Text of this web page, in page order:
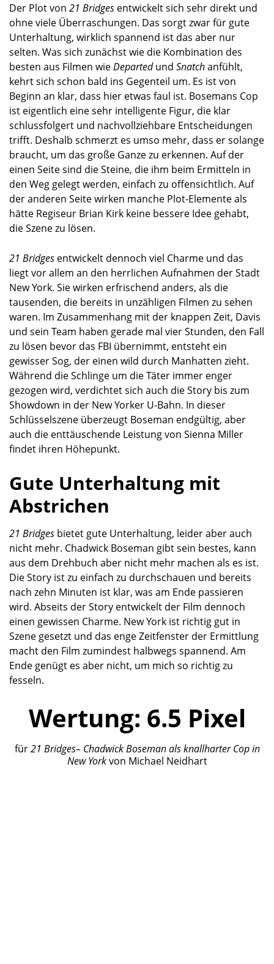
Der Plot von 21 Bridges entwickelt sich sehr direkt und
ohne viele Überraschungen. Das sorgt zwar für gute
Unterhaltung, wirklich spannend ist das aber nur
selten. Was sich zunächst wie die Kombination des
besten aus Filmen wieDepartedund Snatchanfühlt,
kehrt sich schon bald ins Gegenteil um. Es ist von
Beginn an klar, dass hier etwas faul ist. Bosemans Cop
ist eigentlich eine sehr intelligente Figur, die klar
schlussfolgert und nachvollziehbare Entscheidungen
trifft. Deshalb schmerzt es umso mehr, dass er solange
braucht, um das große Ganze zu erkennen. Auf der
einen Seite sind die Steine, die ihm beim Ermitteln in
den Weg gelegt werden, einfach zu offensichtlich. Auf
der anderen Seite wirken manche Plot-Elemente als
hätte Regiseur Brian Kirk keine bessere Idee gehabt,
die Szene zu lösen.
21 Bridges entwickelt dennoch viel Charme und das
liegt vor allem an den herrlichen Aufnahmen der Stadt
New York. Sie wirken erfrischend anders, als die
tausenden, die bereits in unzähligen Filmen zu sehen
waren. Im Zusammenhang mit der knappen Zeit, Davis
und sein Team haben gerade mal vier Stunden, den Fall
zu lösen bevor das FBI übernimmt, entsteht ein
gewisser Sog, der einen wild durch Manhatten zieht.
Während die Schlinge um die Täter immer enger
gezogen wird, verdichtet sich auch die Story bis zum
Showdown in der New Yorker U-Bahn. In dieser
Schlüsselszene überzeugt Boseman endgültig, aber
auch die enttäuschende Leistung von Sienna Miller
findet ihren Höhepunkt.
Gute Unterhaltung mit
Abstrichen
21 Bridges bietet gute Unterhaltung, leider aber auch
nicht mehr. Chadwick Boseman gibt sein bestes, kann
aus dem Drehbuch aber nicht mehr machen als es ist.
Die Story ist zu einfach zu durchschauen und bereits
nach zehn Minuten ist klar, was am Ende passieren
wird. Abseits der Story entwickelt der Film dennoch
einen gewissen Charme. New York ist richtig gut in
Szene gesetzt und das enge Zeitfenster der Ermittlung
macht den Film zumindest halbwegs spannend. Am
Ende genügt es aber nicht, um mich so richtig zu
fesseln.
Wertung: 6.5 Pixel
für21 Bridges– Chadwick Boseman als knallharter Cop in
New York von Michael Neidhart